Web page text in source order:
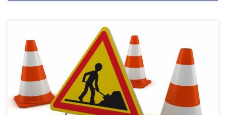
Le Maire de la Commune de LEXY ; Vu le Code de la Route ;Vu
le code général des collectivités territoriales, notamment les
articles L 3221-3 et L 3221-4 ;Vu l’arrêté interministériel du 24
[…]